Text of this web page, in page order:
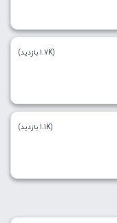
(1.7K بازدید)
(1.1K بازدید)